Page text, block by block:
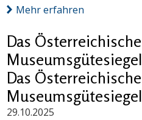
Mehr erfahren
Das Österreichische
Museumsgütesiegel
Das Österreichische
Museumsgütesiegel
29.10.2025